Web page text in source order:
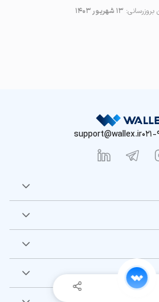
بروزرسانی:۱۳ شهریور ۱۴۰۳
support@wallex.ir